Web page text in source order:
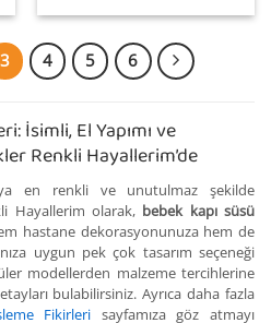
3 4 5 6
İsimli, El Yapımı ve
Renkli Hayallerim’de
en renkli ve unutulmaz şekilde
Hayallerim olarak, bebek kapı süsü
hastane dekorasyonunuza hem de
uygun pek çok tasarım seçeneği
modellerden malzeme tercihlerine
bulabilirsiniz. Ayrıca daha fazla
Fikirleri sayfamıza göz atmayı